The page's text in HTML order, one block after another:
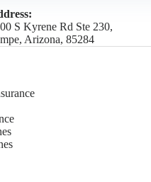
S Kyrene Rd Ste 230,
Arizona, 85284